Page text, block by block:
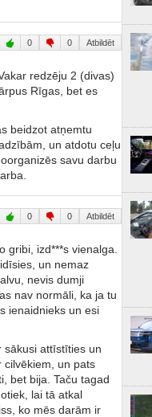
0 0 Atbildēt
redzēju 2 (divas)
Rīgas, bet es
beidzot atņemtu
un atdotu ceļu
savu darbu
0 0 Atbildēt
gribi, izd***s vienalga.
un nemaz
nevis dumji
nav normāli, ka ja tu
ienaidnieks un esi
sākusi attīstīties un
cilvēkiem, un pats
bet bija. Taču tagad
lai tā atkal
ko mēs darām ir